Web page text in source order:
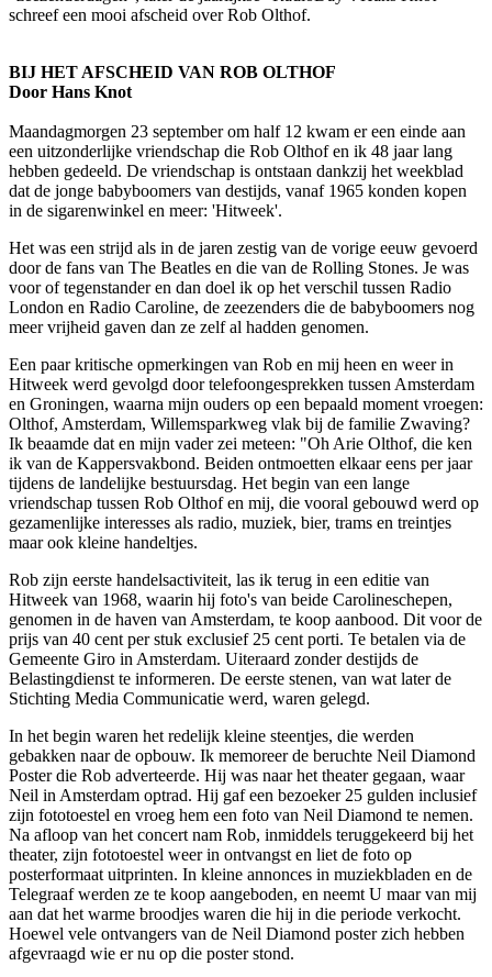
schreef een mooi afscheid over Rob Olthof.
BIJ HET AFSCHEID VAN ROB OLTHOF
Door Hans Knot
Maandagmorgen 23 september om half 12 kwam er een einde aan
een uitzonderlijke vriendschap die Rob Olthof en ik 48 jaar lang
hebben gedeeld. De vriendschap is ontstaan dankzij het weekblad
dat de jonge babyboomers van destijds, vanaf 1965 konden kopen
in de sigarenwinkel en meer: 'Hitweek'.
Het was een strijd als in de jaren zestig van de vorige eeuw gevoerd
door de fans van The Beatles en die van de Rolling Stones. Je was
voor of tegenstander en dan doel ik op het verschil tussen Radio
London en Radio Caroline, de zeezenders die de babyboomers nog
meer vrijheid gaven dan ze zelf al hadden genomen.
Een paar kritische opmerkingen van Rob en mij heen en weer in
Hitweek werd gevolgd door telefoongesprekken tussen Amsterdam
en Groningen, waarna mijn ouders op een bepaald moment vroegen:
Olthof, Amsterdam, Willemsparkweg vlak bij de familie Zwaving?
Ik beaamde dat en mijn vader zei meteen: "Oh Arie Olthof, die ken
ik van de Kappersvakbond. Beiden ontmoetten elkaar eens per jaar
tijdens de landelijke bestuursdag. Het begin van een lange
vriendschap tussen Rob Olthof en mij, die vooral gebouwd werd op
gezamenlijke interesses als radio, muziek, bier, trams en treintjes
maar ook kleine handeltjes.
Rob zijn eerste handelsactiviteit, las ik terug in een editie van
Hitweek van 1968, waarin hij foto's van beide Carolineschepen,
genomen in de haven van Amsterdam, te koop aanbood. Dit voor de
prijs van 40 cent per stuk exclusief 25 cent porti. Te betalen via de
Gemeente Giro in Amsterdam. Uiteraard zonder destijds de
Belastingdienst te informeren. De eerste stenen, van wat later de
Stichting Media Communicatie werd, waren gelegd.
In het begin waren het redelijk kleine steentjes, die werden
gebakken naar de opbouw. Ik memoreer de beruchte Neil Diamond
Poster die Rob adverteerde. Hij was naar het theater gegaan, waar
Neil in Amsterdam optrad. Hij gaf een bezoeker 25 gulden inclusief
zijn fototoestel en vroeg hem een foto van Neil Diamond te nemen.
Na afloop van het concert nam Rob, inmiddels teruggekeerd bij het
theater, zijn fototoestel weer in ontvangst en liet de foto op
posterformaat uitprinten. In kleine annonces in muziekbladen en de
Telegraaf werden ze te koop aangeboden, en neemt U maar van mij
aan dat het warme broodjes waren die hij in die periode verkocht.
Hoewel vele ontvangers van de Neil Diamond poster zich hebben
afgevraagd wie er nu op die poster stond.